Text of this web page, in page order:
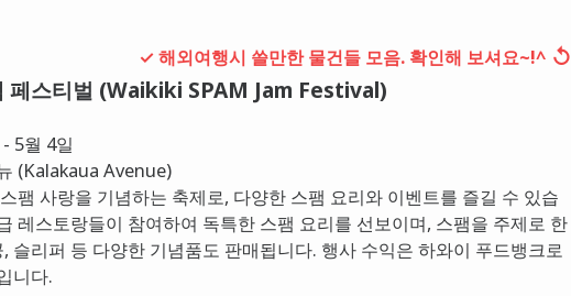
✓ 해외여행시 쓸만한 물건들 모음. 확인해 보셔요~!^ ↺
페스티벌 (Waikiki SPAM Jam Festival)
5월 4일
(Kalakaua Avenue)
팸 사랑을 기념하는 축제로, 다양한 스팸 요리와 이벤트를 즐길 수 있습
레스토랑들이 참여하여 독특한 스팸 요리를 선보이며, 스팸을 주제로 한
슬리퍼 등 다양한 기념품도 판매됩니다. 행사 수익은 하와이 푸드뱅크로
니다.